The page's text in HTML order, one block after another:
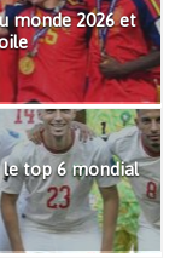
monde 2026 et
le top 6 mondial